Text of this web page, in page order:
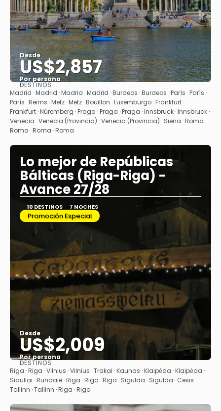
Desde
US$2,857
Por persona
Ver
DESTINOS
Madrid · Madrid · Madrid · Madrid · Burdeos · Burdeos · París · París ·
París · Reims · Metz · Metz · Bouillon · Luxemburgo · Frankfurt ·
Frankfurt · Núremberg · Praga · Praga · Praga · Innsbruck · Innsbruck ·
Venecia · Venecia (Provincia) · Venecia (Provincia) · Siena · Roma ·
Roma · Roma · Roma
Lo mejor de Repúblicas
Bálticas (Riga-Riga) -
Avance 27/28
10 DESTINOS 7 NOCHES
Promoción Especial
Desde
US$2,009
Por persona
Ver
DESTINOS
Riga · Riga · Vilnius · Vilnius · Trakai · Kaunas · Klaipėda · Klaipėda ·
Siauliai · Rundale · Riga · Riga · Riga · Sigulda · Sigulda · Cesis ·
Tallinn · Tallinn · Riga · Riga